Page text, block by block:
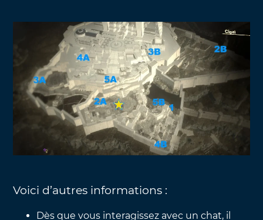
Voici d’autres informations :
Dès que vous interagissez avec un chat, il